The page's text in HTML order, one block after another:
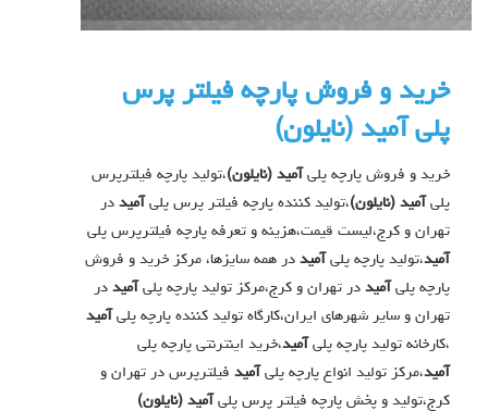
خرید و فروش پارچه فیلتر پرس
پلی آمید (نایلون)
خرید و فروش پارچه پلی آمید (نایلون)،تولید پارچه فیلترپرس
پلی آمید (نایلون)،تولید کننده پارچه فیلتر پرس پلی آمید در
تهران و کرج،لیست قیمت،هزینه و تعرفه پارچه فیلترپرس پلی
آمید،تولید پارچه پلی آمید در همه سایزها، مرکز خرید و فروش
پارچه پلی آمید در تهران و کرج،مرکز تولید پارچه پلی آمید در
تهران و سایر شهرهای ایران،کارگاه تولید کننده پارچه پلی آمید
،کارخانه تولید پارچه پلی آمید،خرید اینترنتی پارچه پلی
آمید،مرکز تولید انواع پارچه پلی آمید فیلترپرس در تهران و
کرج،تولید و پخش پارچه فیلتر پرس پلی آمید (نایلون)